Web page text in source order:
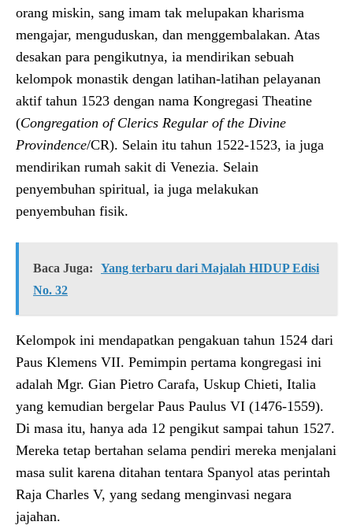
orang miskin, sang imam tak melupakan kharisma
mengajar, menguduskan, dan menggembalakan. Atas
desakan para pengikutnya, ia mendirikan sebuah
kelompok monastik dengan latihan-latihan pelayanan
aktif tahun 1523 dengan nama Kongregasi Theatine
(Congregation of Clerics Regular of the Divine
Provindence/CR). Selain itu tahun 1522-1523, ia juga
mendirikan rumah sakit di Venezia. Selain
penyembuhan spiritual, ia juga melakukan
penyembuhan fisik.
Baca Juga:
Yang terbaru dari Majalah HIDUP Edisi
No. 32
Kelompok ini mendapatkan pengakuan tahun 1524 dari
Paus Klemens VII. Pemimpin pertama kongregasi ini
adalah Mgr. Gian Pietro Carafa, Uskup Chieti, Italia
yang kemudian bergelar Paus Paulus VI (1476-1559).
Di masa itu, hanya ada 12 pengikut sampai tahun 1527.
Mereka tetap bertahan selama pendiri mereka menjalani
masa sulit karena ditahan tentara Spanyol atas perintah
Raja Charles V, yang sedang menginvasi negara
jajahan.